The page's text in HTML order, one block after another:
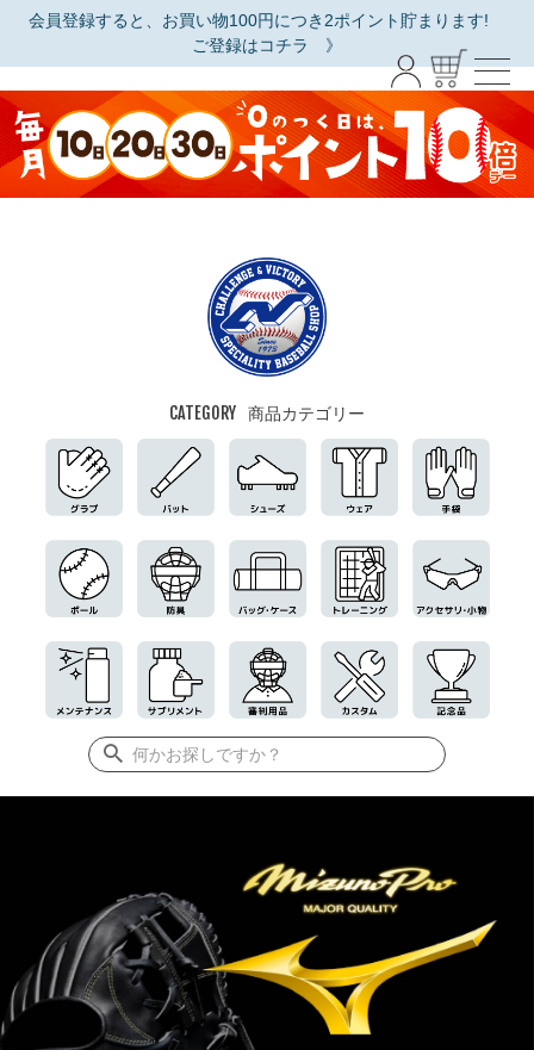
会員登録すると、お買い物100円につき2ポイント貯まります!
ご登録はコチラ 》
CATEGORY 商品カテゴリー